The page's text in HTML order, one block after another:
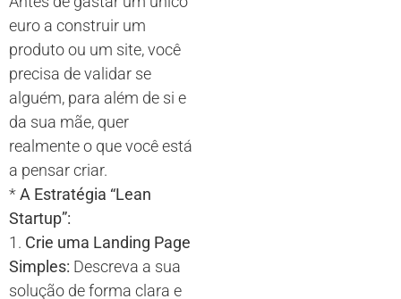
euro a construir um
produto ou um site, você
precisa de validar se
alguém, para além de si e
da sua mãe, quer
realmente o que você está
a pensar criar.
*A Estratégia “Lean
Startup”:
1. Crie uma Landing Page
Simples: Descreva a sua
solução de forma clara e